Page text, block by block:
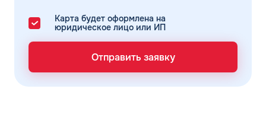
Карта будет оформлена на
юридическое лицо или ИП
Отправить заявку